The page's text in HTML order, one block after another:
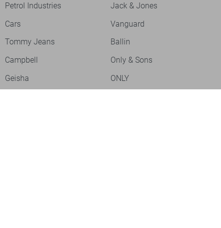
Petrol Industries
Jack & Jones
Cars
Vanguard
Tommy Jeans
Ballin
Campbell
Only & Sons
Geisha
ONLY